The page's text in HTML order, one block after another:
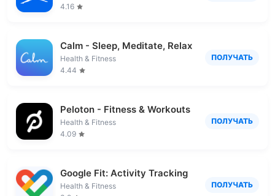
4.16
Calm - Sleep, Meditate, Relax
Health & Fitness
4.44
ПОЛУЧАТЬ
Peloton - Fitness & Workouts
Health & Fitness
4.09
ПОЛУЧАТЬ
Google Fit: Activity Tracking
Health & Fitness
ПОЛУЧАТЬ